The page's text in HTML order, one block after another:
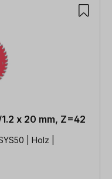
x 20 mm, Z=42